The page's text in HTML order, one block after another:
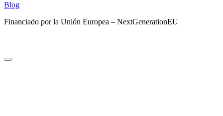
Blog
Financiado por la Unión Europea – NextGenerationEU